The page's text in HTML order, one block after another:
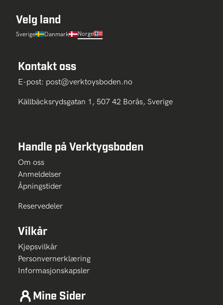
Velg land
Sverige Danmark Norge
Kontakt oss
E-post: post@verktoysboden.no
Källbäcksrydsgatan 1, 507 42 Borås, Sverige
Handle på Verktygsboden
Om oss
Anmeldelser
Åpningstider
Reservedeler
Vilkår
Kjøpsvilkår
Personvernerklæring
Informasjonskapsler
Mine Sider